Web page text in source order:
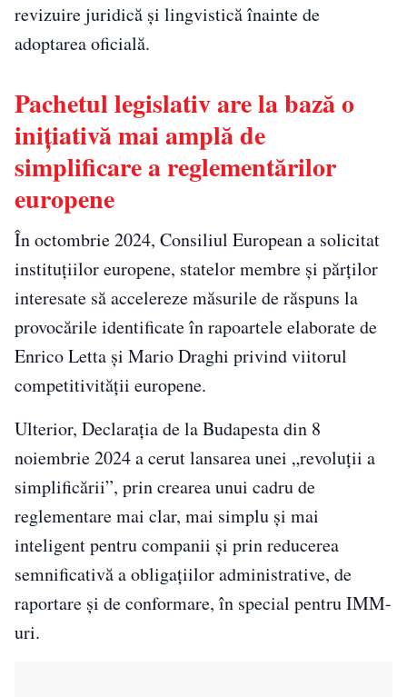
revizuire juridică și lingvistică înainte de
adoptarea oficială.
Pachetul legislativ are la bază o
inițiativă mai amplă de
simplificare a reglementărilor
europene
În octombrie 2024, Consiliul European a solicitat
instituțiilor europene, statelor membre și părților
interesate să accelereze măsurile de răspuns la
provocările identificate în rapoartele elaborate de
Enrico Letta și Mario Draghi privind viitorul
competitivității europene.
Ulterior, Declarația de la Budapesta din 8
noiembrie 2024 a cerut lansarea unei „revoluții a
simplificării”, prin crearea unui cadru de
reglementare mai clar, mai simplu și mai
inteligent pentru companii și prin reducerea
semnificativă a obligațiilor administrative, de
raportare și de conformare, în special pentru IMM-
uri.